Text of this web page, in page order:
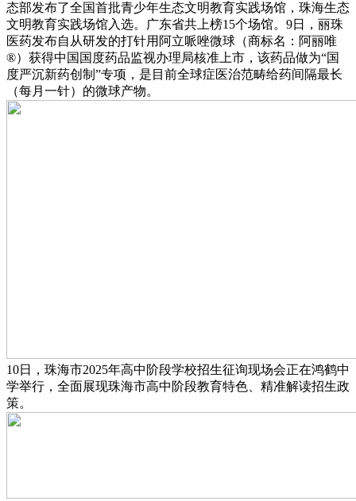
态部发布了全国首批青少年生态文明教育实践场馆，珠海生态
文明教育实践场馆入选。广东省共上榜15个场馆。9日，丽珠
医药发布自从研发的打针用阿立哌唑微球（商标名：阿丽唯
®）获得中国国度药品监视办理局核准上市，该药品做为“国
度严沉新药创制”专项，是目前全球症医治范畴给药间隔最长
（每月一针）的微球产物。
10日，珠海市2025年高中阶段学校招生征询现场会正在鸿鹤中
学举行，全面展现珠海市高中阶段教育特色、精准解读招生政
策。